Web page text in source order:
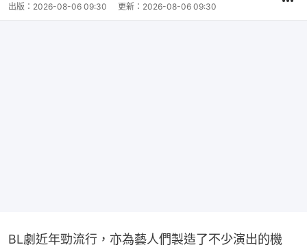
出版： 2026-08-06 09:30 更新： 2026-08-06 09:30
BL劇近年勁流行，亦為藝人們製造了不少演出的機